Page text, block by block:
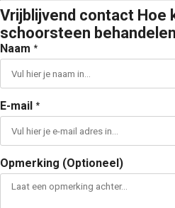
Vrijblijvend contact Hoe
schoorsteen
Naam *
E-mail *
Opmerking (Optioneel)